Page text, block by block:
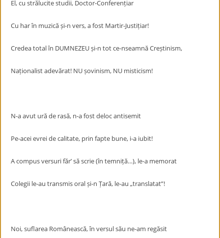
El, cu strălucite studii, Doctor-Conferențiar
Cu har în muzică și-n vers, a fost Martir-Justițiar!
Credea total în DUMNEZEU și-n tot ce-nseamnă Creștinism,
Naționalist adevărat! NU șovinism, NU misticism!
N-a avut ură de rasă, n-a fost deloc antisemit
Pe-acei evrei de calitate, prin fapte bune, i-a iubit!
A compus versuri făr’ să scrie (în temniță…), le-a memorat
Colegii le-au transmis oral și-n Țară, le-au „translatat”!
Noi, suflarea Românească, în versul său ne-am regăsit